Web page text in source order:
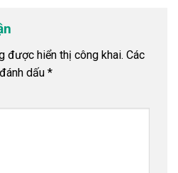
được hiển thị công khai. Các
dấu *